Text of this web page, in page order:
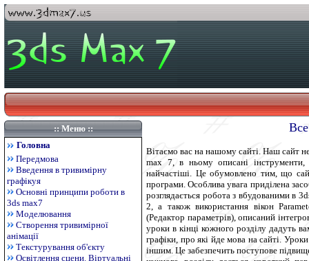
:: Меню ::
Головна
Передмова
Введення в тривимірну
графікуя
Основні принципи роботи в
3ds max7
Моделювання
Створення тривимірної
анімації
Текстурування об'єкту
Освітлення сцени. Віртуальні
Вітаємо вас на нашому сайті. Наш сайт
max 7, в ньому описані інструменти,
найчастіші. Це обумовлено тим, що
програми. Особлива увага приділена
розглядається робота з вбудованими в
2, а також використання вікон
(Редактор параметрів), описаний
уроки в кінці кожного розділу дадуть
графіки, про які йде мова на сайті.
іншим. Це забезпечить поступове